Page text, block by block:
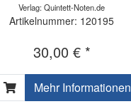
Verlag: Quintett-Noten.de
Artikelnummer: 120195
30,00 € *
Mehr Informationen